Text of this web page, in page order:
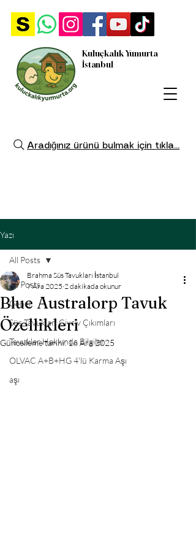
Kuluçkalık Yumurta
İstanbul
Aradığınız ürünü bulmak için tıkla...
Yazı
All Posts
Genel
Süs Tavukları Civciv Çıkımları
Tavuklar Hakkında Bilgiler
OLVAC A+B+HG 4'lü Karma Aşı
aşı
All Posts
Blue Australorp Tavuk
Özellikleri
Brahma Süs Tavukları İstanbul
7 Ara 2025 2 dakikada okunur
Güncelleme tarihi:16 Ara 2025